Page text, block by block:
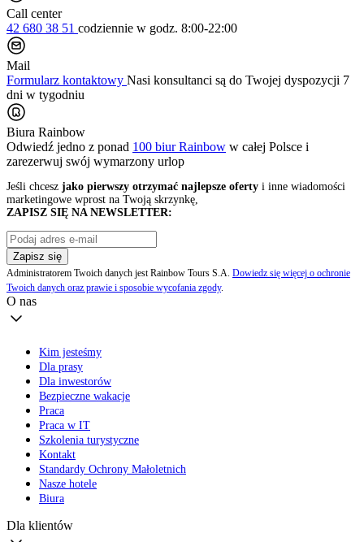
Call center
42 680 38 51 codziennie w godz. 8:00-22:00
Mail
Formularz kontaktowy Nasi konsultanci są do Twojej dyspozycji 7
dni w tygodniu
Biura Rainbow
Odwiedź jedno z ponad 100 biur Rainbow w całej Polsce i
zarezerwuj swój wymarzony urlop
Jeśli chcesz jako pierwszy otrzymać najlepsze oferty i inne wiadomości
marketingowe wprost na Twoją skrzynkę,
ZAPISZ SIĘ NA NEWSLETTER:
Zapisz się
Administratorem Twoich danych jest Rainbow Tours S.A. Dowiedz się więcej o ochronie
Twoich danych oraz prawie i sposobie wycofania zgody.
O nas
Kim jesteśmy
Dla prasy
Dla inwestorów
Bezpieczne wakacje
Praca
Praca w IT
Szkolenia turystyczne
Kontakt
Standardy Ochrony Małoletnich
Nasze hotele
Biura
Dla klientów